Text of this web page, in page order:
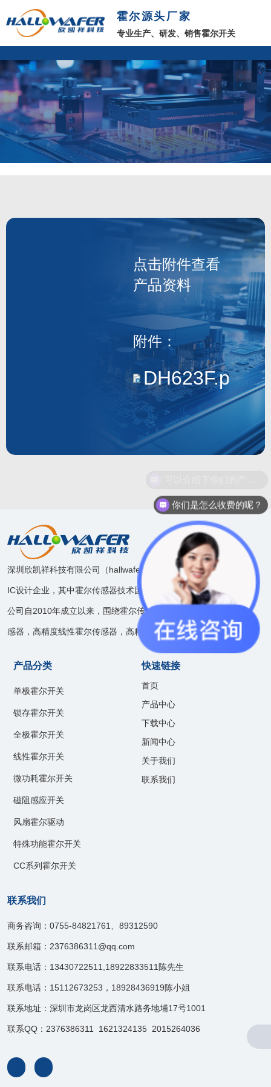
霍尔源头厂家
专业生产、研发、销售霍尔开关
点击附件查看
产品资料
附件：
DH623F.pdf
深圳欣凯祥科技有限公司（hallwafer），是一家模拟和混合信号
IC设计企业，其中霍尔传感器技术国内领先。
公司自2010年成立以来，围绕霍尔传感器技术开发了速度位置传
感器，高精度线性霍尔传感器，高精度电流传感器等产品线。
产品分类
单极霍尔开关
锁存霍尔开关
全极霍尔开关
线性霍尔开关
微功耗霍尔开关
磁阻感应开关
风扇霍尔驱动
特殊功能霍尔开关
CC系列霍尔开关
快速链接
首页
产品中心
下载中心
新闻中心
关于我们
联系我们
联系我们
商务咨询：0755-84821761、89312590
联系邮箱：2376386311@qq.com
联系电话：13430722511,18922833511陈先生
联系电话：15112673253，18928436919陈小姐
联系地址：深圳市龙岗区龙西清水路务地埔17号1001
联系QQ：2376386311 1621324135 2015264036
你们是怎么收费的呢？